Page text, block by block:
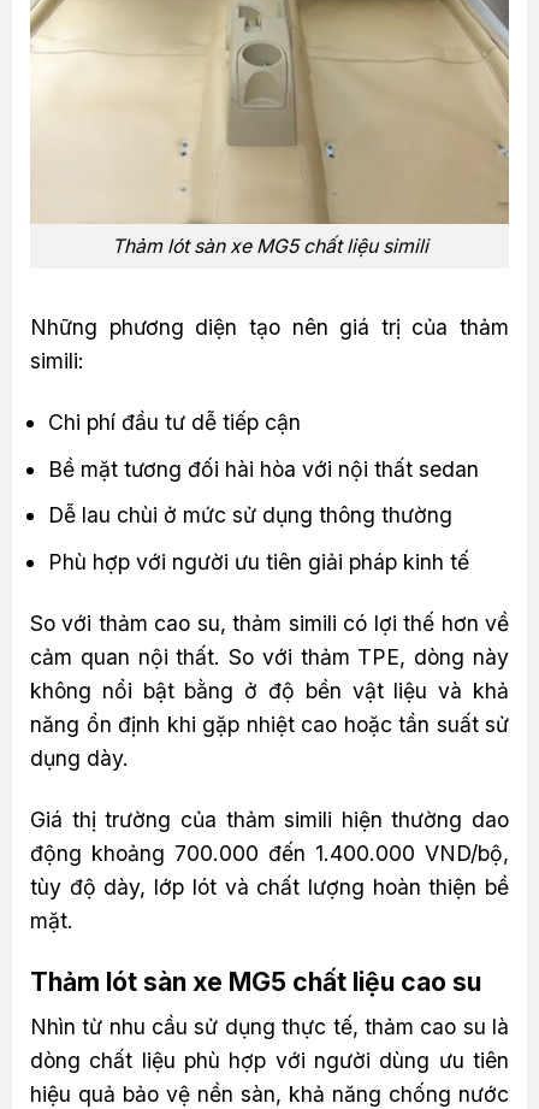
Thảm lót sàn xe MG5 chất liệu simili
Những phương diện tạo nên giá trị của thảm
simili:
Chi phí đầu tư dễ tiếp cận
Bề mặt tương đối hài hòa với nội thất sedan
Dễ lau chùi ở mức sử dụng thông thường
Phù hợp với người ưu tiên giải pháp kinh tế
So với thảm cao su, thảm simili có lợi thế hơn về
cảm quan nội thất. So với thảm TPE, dòng này
không nổi bật bằng ở độ bền vật liệu và khả
năng ổn định khi gặp nhiệt cao hoặc tần suất sử
dụng dày.
Giá thị trường của thảm simili hiện thường dao
động khoảng 700.000 đến 1.400.000 VND/bộ,
tùy độ dày, lớp lót và chất lượng hoàn thiện bề
mặt.
Thảm lót sàn xe MG5 chất liệu cao su
Nhìn từ nhu cầu sử dụng thực tế, thảm cao su là
dòng chất liệu phù hợp với người dùng ưu tiên
hiệu quả bảo vệ nền sàn, khả năng chống nước